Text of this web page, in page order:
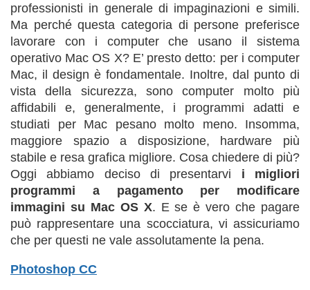
professionisti in generale di impaginazioni e simili.
Ma perché questa categoria di persone preferisce
lavorare con i computer che usano il sistema
operativo Mac OS X? E’ presto detto: per i computer
Mac, il design è fondamentale. Inoltre, dal punto di
vista della sicurezza, sono computer molto più
affidabili e, generalmente, i programmi adatti e
studiati per Mac pesano molto meno. Insomma,
maggiore spazio a disposizione, hardware più
stabile e resa grafica migliore. Cosa chiedere di più?
Oggi abbiamo deciso di presentarvi i migliori
programmi a pagamento per modificare
immagini su Mac OS X. E se è vero che pagare
può rappresentare una scocciatura, vi assicuriamo
che per questi ne vale assolutamente la pena.
Photoshop CC